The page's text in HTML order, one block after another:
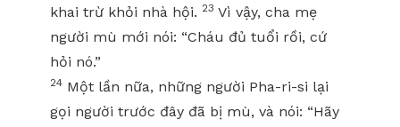
khai trừ khỏi nhà hội. 23 Vì vậy, cha mẹ
người mù mới nói: “Cháu đủ tuổi rồi, cứ
hỏi nó.”
24 Một lần nữa, những người Pha-ri-si lại
gọi người trước đây đã bị mù, và nói: “Hãy